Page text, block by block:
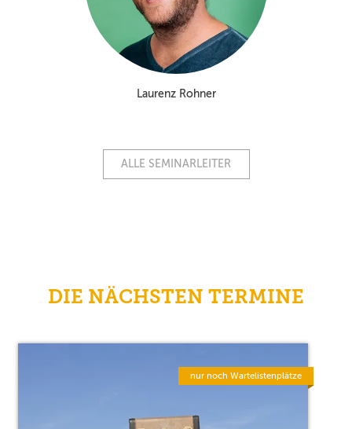
Laurenz Rohner
ALLE SEMINARLEITER
DIE NÄCHSTEN TERMINE
nur noch Wartelistenplätze